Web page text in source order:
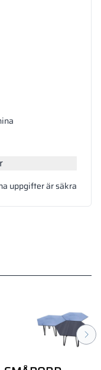
uppgifter är säkra